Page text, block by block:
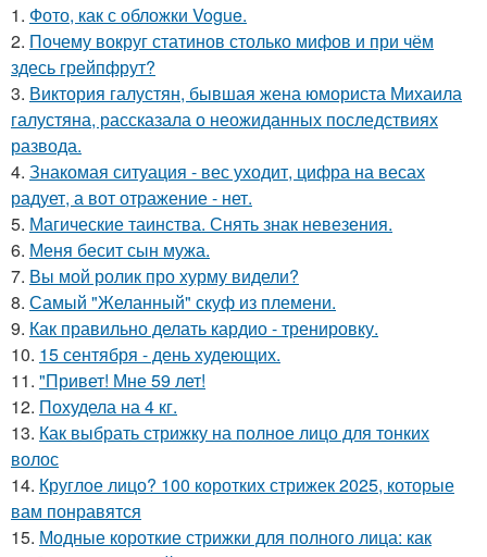
1. Фото, как с обложки Vogue.
2. Почему вокруг статинов столько мифов и при чём
здесь грейпфрут?
3. Виктория галустян, бывшая жена юмориста Михаила
галустяна, рассказала о неожиданных последствиях
развода.
4. Знакомая ситуация - вес уходит, цифра на весах
радует, а вот отражение - нет.
5. Магические таинства. Снять знак невезения.
6. Меня бесит сын мужа.
7. Вы мой ролик про хурму видели?
8. Самый "Желанный" скуф из племени.
9. Как правильно делать кардио - тренировку.
10. 15 сентября - день худеющих.
11. "Привет! Мне 59 лет!
12. Похудела на 4 кг.
13. Как выбрать стрижку на полное лицо для тонких
волос
14. Круглое лицо? 100 коротких стрижек 2025, которые
вам понравятся
15. Модные короткие стрижки для полного лица: как